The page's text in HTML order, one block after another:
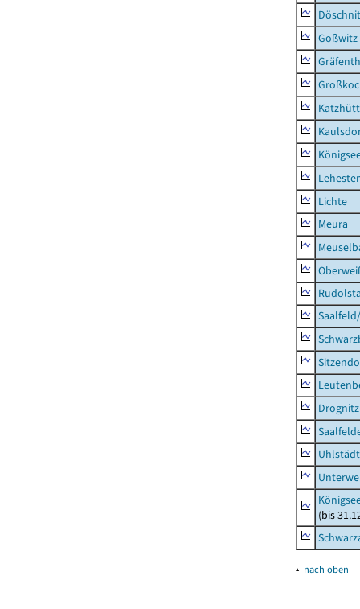
Goßwitz
Lichte
Meura
Drognitz
(bis
▴ nach oben